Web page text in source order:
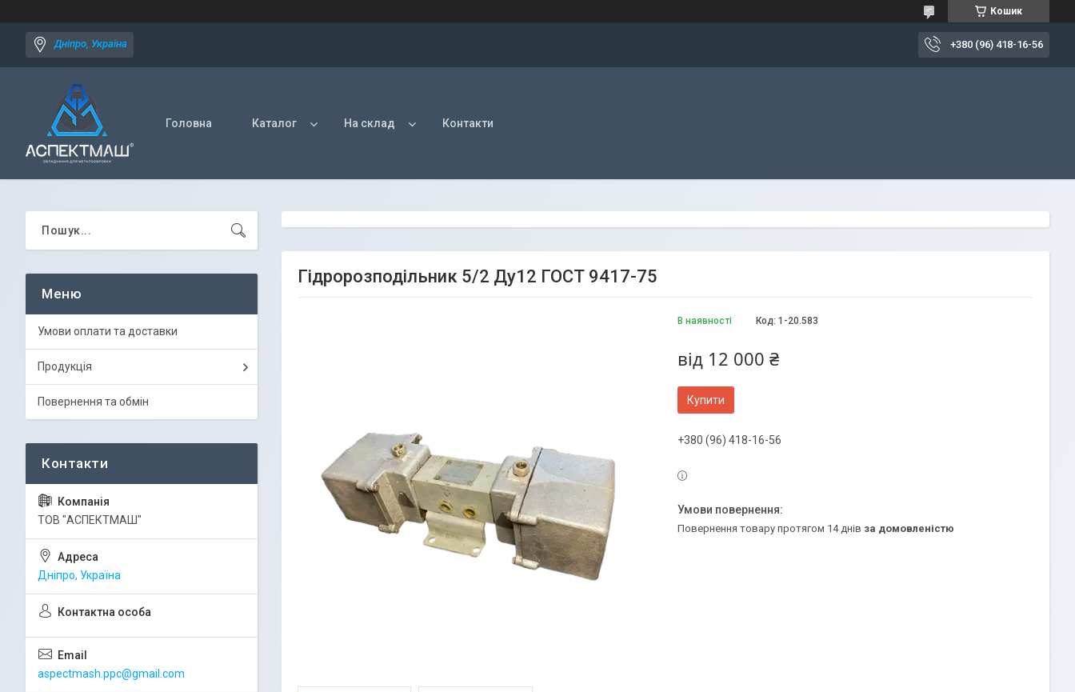
Кошик
Дніпро, Україна +380 (96) 418-16-56
Головна Каталог На склад Контакти
Гідророзподільник 5/2 Ду12 ГОСТ 9417-75
В наявності Код: 1-20.583
від 12 000 ₴
Купити
+380 (96) 418-16-56
повернення товару протягом 14 днів за домовленістю
Умови оплати та доставки
Продукція
Повернення та обмін
ТОВ "АСПЕКТМАШ"
Дніпро, Україна
aspectmash.ppc@gmail.com